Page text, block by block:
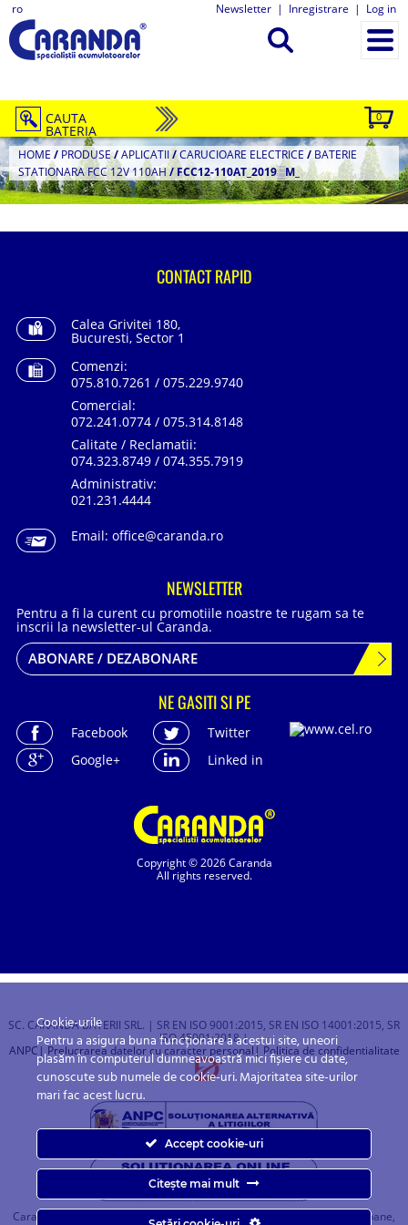
ro Newsletter | Inregistrare | Log in
0
CAUTA
BATERIA
HOME / PRODUSE/APLICATII/CARUCIOARE ELECTRICE / BATERIE
STATIONARA FCC 12V 110AH/ FCC12-110AT_2019░Μ_
Copyright © 2026 Caranda
All rights reserved.
CONTACT RAPID
Calea Grivitei 180,
Bucuresti, Sector 1
Comenzi:
075.810.7261 / 075.229.9740
Comercial:
072.241.0774 / 075.314.8148
Calitate / Reclamatii:
074.323.8749 / 074.355.7919
Administrativ:
021.231.4444
Email: office@caranda.ro
NEWSLETTER
Pentru a fi la curent cu promotiile noastre te rugam sa te
inscrii la newsletter-ul Caranda.
ABONARE / DEZABONARE
NE GASITI SI PE
Facebook
Twitter
Google+
Linked in
SC. CARANDA BATERII SRL. | SR EN ISO 9001:2015, SR EN ISO 14001:2015, SR
ISO 45001:2018 |
ANPC | Prelucrarea datelor cu caracter personal| Politica de confidentialitate
Caranda.ro este un magazin online cu baterii pentru automobile, camioane,
Cookie-urile
Pentru a asigura buna funcționare a acestui site, uneori
plasăm în computerul dumneavoastră mici fișiere cu date,
cunoscute sub numele de cookie-uri. Majoritatea site-urilor
mari fac acest lucru.
Accept cookie-uri
Citește mai mult